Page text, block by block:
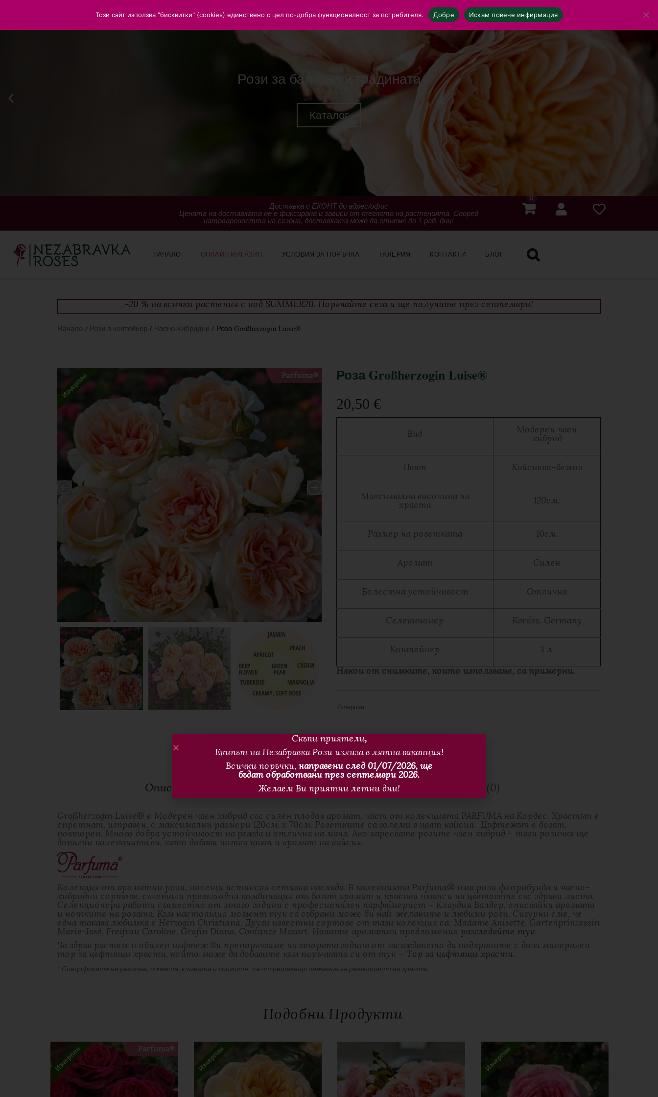
Рози за балкона и градината
Каталог
Доставка с ЕКОНТ до адрес/офис
Цената на доставката не е фиксирана и зависи от теглото на растенията. Според
натовареността на сезона, доставката може да отнеме до 5 раб. дни!
0
НАЧАЛО ОНЛАЙН МАГАЗИН УСЛОВИЯ ЗА ПОРЪЧКА ГАЛЕРИЯ КОНТАКТИ БЛОГ
-20 % на всички растения с код SUMMER20. Поръчайте сега и ще получите през септември!
Начало / Рози в контейнер / Чаено-хибридни / Роза Großherzogin Luise®
Parfuma®
Изчерпан Роза Großherzogin Luise®
20,50 €
Вид
Модерен чаен
хибрид
Цвят Кайсиево-бежов
Максимална височина на
храста
120см.
Размер на розетката 10см.
Аромат Силен
Болестна устойчивост Отлична
Селекционер Kordes, Germany
Контейнер
3 л.
Някои от снимките, които използваме, са примерни.
Изчерпан
Описание Допълнителна Информация Отзиви (0)
Großherzogin Luise® е Модерен чаен хибрид със силен плодов аромат, част от колекцията PARFUMA на Кордес. Храстът е
спретнат, изправен, с максимални размери 120см. х 70см. Розетките са големи в цвят кайсия. Цъфтежът е богат,
повторен. Много добра устойчивост на ръжда и отлична на мана. Ако харесвате розите чаен хибрид – тази розичка ще
допълни колекцията ви, като добави нотка цвят и аромат на кайсия.
Колекция от ароматни рози, носещи истинска сетивна наслада. В колекцията Parfuma® има рози флорибунда и чаено-
хибридни сортове, съчетали превъзходна комбинация от богат аромат и красиви нюанси на цветовете със здрави листа.
Селекционера работи съвместно от много години с професионален парфюмерист – Клаудия Валдер, описвайки аромата
и нотките на розата. Към настоящия момент тук са събрани може би най-желаните и любими рози. Сигурни сме, че
една такава любимка е Herzogin Christiana. Други известни сортове от тази колекция са: Madame Anisette, Gartenprinzessin
Marie-José, Freifrau Caroline, Grafin Diana, Contanze Mozart. Нашите ароматни предложения разгледайте тук.
За здрав растеж и обилен цъфтеж Ви препоръчваме на втората година от засаждането да подхраните с доза минерален
тор за цъфтящи храсти, който може да добавите към поръчката си от тук – Тор за цъфтящи храсти.
* Спецификата на региона, почвата, климата и грижите са от решаващо значение за развитието на храста.
White, Beige
Селекционер1 Kordes
Аромат С аромат
Наличност Изчерпан продукт
Вашият имейл адрес няма да бъде публикуван.Задължителните полета са отбелязани с*
Вашата оценка
Вашият отзив
Подобни Продукти
Parfuma®
Изчерпан Изчерпан Изчерпан
Този сайт използва "бисквитки" (cookies) единствено с цел по-добра функционалност за потребителя. Добре Искам повече инфирмация
Скъпи приятели,
Екипът на Незабравка Рози излиза в лятна ваканция!
Всички поръчки, направени след 01/07/2026, ще
бъдат обработвани през септември 2026.
Желаем Ви приятни летни дни!